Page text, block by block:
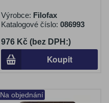
Výrobce: Filofax
Katalogové číslo: 086993
976 Kč (bez DPH:)
Koupit
Na objednání